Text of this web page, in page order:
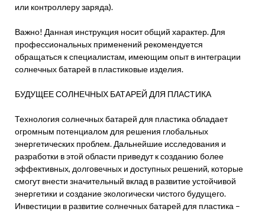
или контроллеру заряда).
Важно! Данная инструкция носит общий характер. Для
профессиональных применений рекомендуется
обращаться к специалистам, имеющим опыт в интеграции
солнечных батарей в пластиковые изделия.
БУДУЩЕЕ СОЛНЕЧНЫХ БАТАРЕЙ ДЛЯ ПЛАСТИКА
Технология солнечных батарей для пластика обладает
огромным потенциалом для решения глобальных
энергетических проблем. Дальнейшие исследования и
разработки в этой области приведут к созданию более
эффективных, долговечных и доступных решений, которые
смогут внести значительный вклад в развитие устойчивой
энергетики и создание экологически чистого будущего.
Инвестиции в развитие солнечных батарей для пластика –